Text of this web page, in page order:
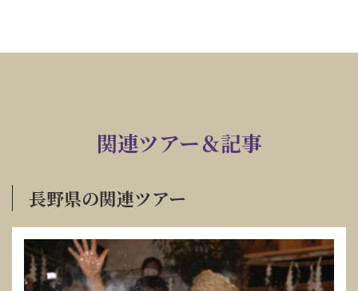
関連ツアー＆記事
長野県の関連ツアー